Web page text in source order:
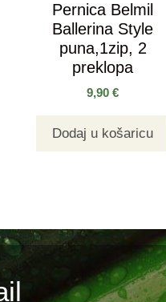
Pernica Belmil
Ballerina Style
puna,1zip, 2
preklopa
9,90€
Dodaj u košaricu